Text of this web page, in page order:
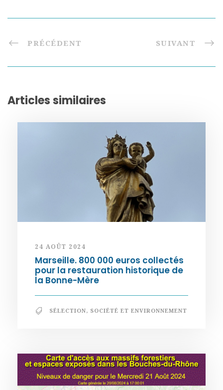
PRÉCÉDENT SUIVANT
Articles similaires
24 AOÛT 2024
Marseille. 800 000 euros collectés
pour la restauration historique de
la Bonne-Mère
SÉLECTION, SOCIÉTÉ ET ENVIRONNEMENT